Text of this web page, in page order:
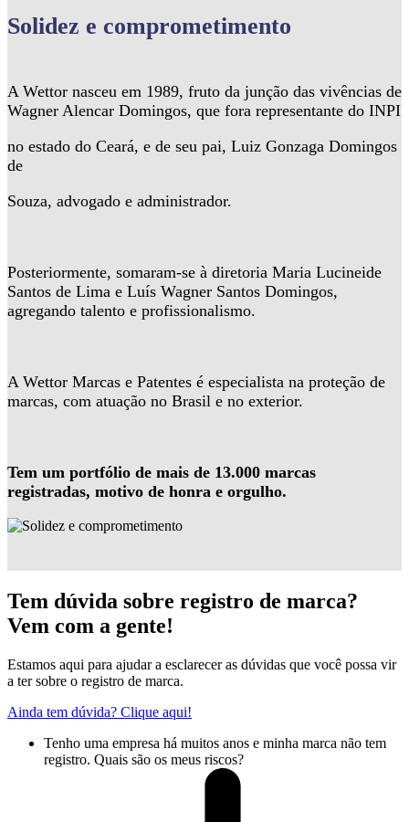
Solidez e comprometimento
A Wettor nasceu em 1989, fruto da junção das vivências de
Wagner Alencar Domingos, que fora representante do INPI
no estado do Ceará, e de seu pai, Luiz Gonzaga Domingos
de
Souza, advogado e administrador.
Posteriormente, somaram-se à diretoria Maria Lucineide
Santos de Lima e Luís Wagner Santos Domingos,
agregando talento e profissionalismo.
A Wettor Marcas e Patentes é especialista na proteção de
marcas, com atuação no Brasil e no exterior.
Tem um portfólio de mais de 13.000 marcas
registradas, motivo de honra e orgulho.
Tem dúvida sobre registro de marca?
Vem com a gente!
Estamos aqui para ajudar a esclarecer as dúvidas que você possa vir
a ter sobre o registro de marca.
Ainda tem dúvida? Clique aqui!
Tenho uma empresa há muitos anos e minha marca não tem
registro. Quais são os meus riscos?